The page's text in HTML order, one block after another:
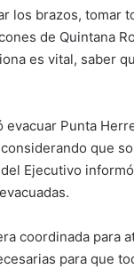
los brazos, tomar
de Quintana
es vital, saber
Punta
que
Ejecutivo
coordinada para
para que